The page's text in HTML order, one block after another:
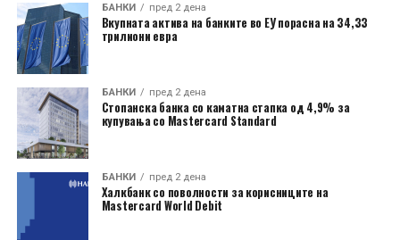
БАНКИ пред 2 дена
Вкупната актива на банките во ЕУ порасна на 34,33
трилиони евра
БАНКИ пред 2 дена
Стопанска банка со каматна стапка од 4,9% за
купувања со Mastercard Standard
БАНКИ пред 2 дена
Халкбанк со поволности за корисниците на
Mastercard World Debit